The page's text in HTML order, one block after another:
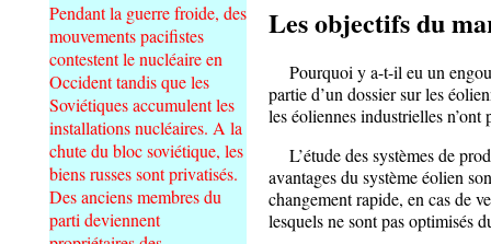
Pendant la guerre froide, des
mouvements pacifistes
contestent le nucléaire en
Occident tandis que les
Soviétiques accumulent les
installations nucléaires. A la
chute du bloc soviétique, les
biens russes sont privatisés.
Des anciens membres du
parti deviennent
Les objectifs du
Pourquoi y a-t-il eu un
partie d’un dossier sur les
les éoliennes industrielles
L’étude des systèmes de
avantages du système éolien
changement rapide, en cas de
lesquels ne sont pas optimisés